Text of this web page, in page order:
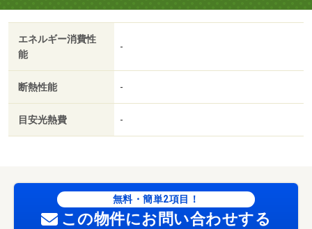
せも可能です！お部屋探しは アパマンショップ札幌北口
店 へ！！・バイク置場：なし・駐輪場：なし/火災保険料
（２年） 18000円/鍵交換費用（課税対象） 18150円
エネルギー消費性
能
-
断熱性能 -
目安光熱費 -
無料・簡単2項目！
この物件にお問い合わせする